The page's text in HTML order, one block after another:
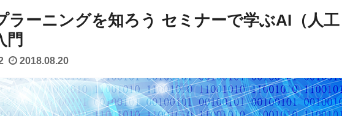
ラーニングを知ろう セミナーで学ぶAI（人工
門
2018.08.20